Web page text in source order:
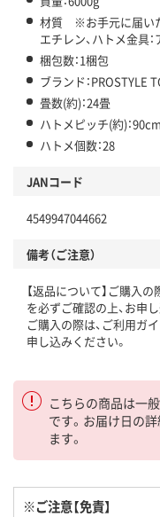
材質 ※お手元に届いた
エチレン、ハトメ金具
梱包数：1梱包
ブランド：PROSTYLE
畳数(約)：24畳
ハトメピッチ(約)：90cm
ハトメ個数：28
JANコード
4549947044662
備考（ご注意）
【返品について】ご購入の
を必ずご確認の上、お申
ご購入の際は、ご利用ガイ
申し込みください。
こちらの商品は一
です。お届け日の
ます。
※ご注意【免責】